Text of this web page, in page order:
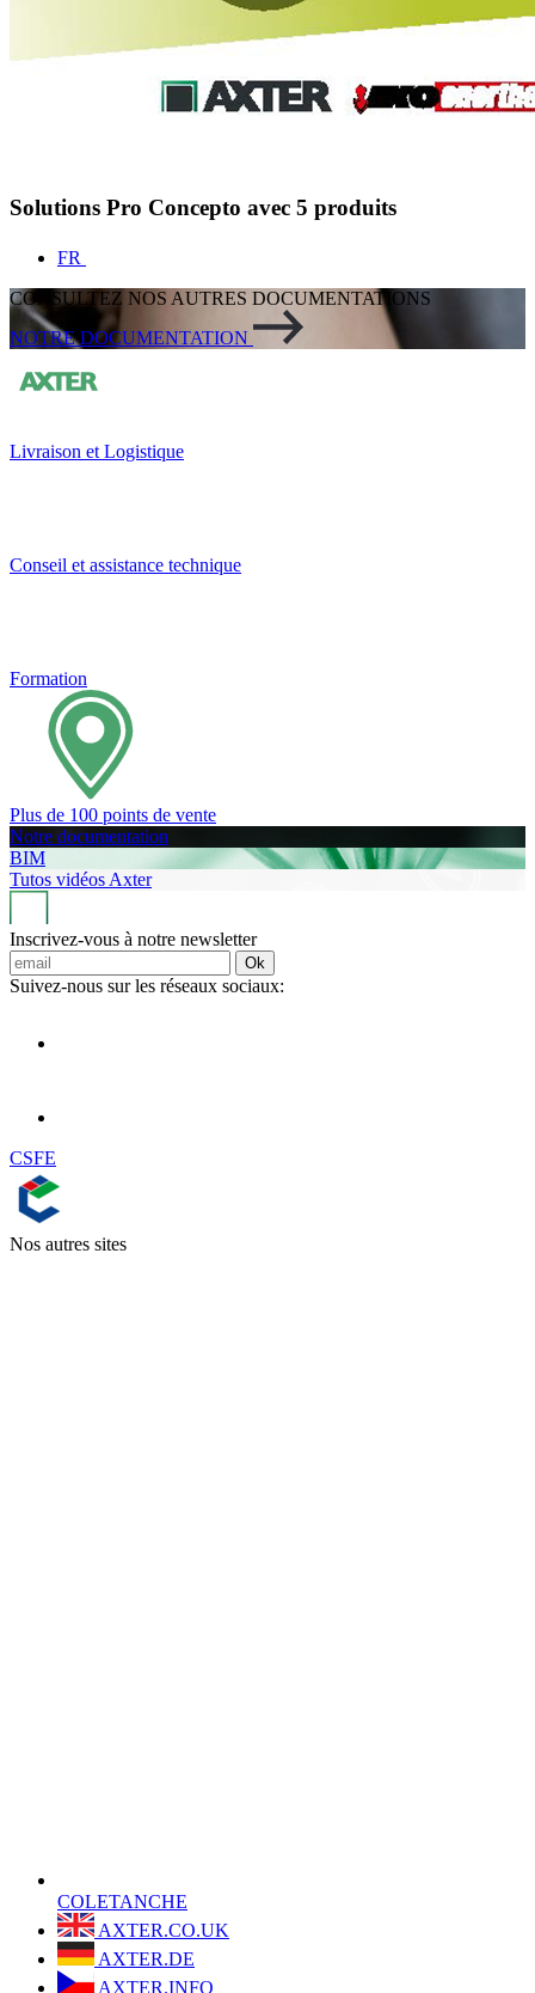
Solutions Pro Concepto avec 5 produits
FR
CONSULTEZ NOS AUTRES DOCUMENTATIONS
NOTRE DOCUMENTATION
Livraison et Logistique
Conseil et assistance technique
Formation
Plus de 100 points de vente
Notre documentation
BIM
Tutos vidéos Axter
Inscrivez-vous à notre newsletter
Ok
Suivez-nous sur les réseaux sociaux:
CSFE
Nos autres sites
COLETANCHE
AXTER.CO.UK
AXTER.DE
AXTER.INFO